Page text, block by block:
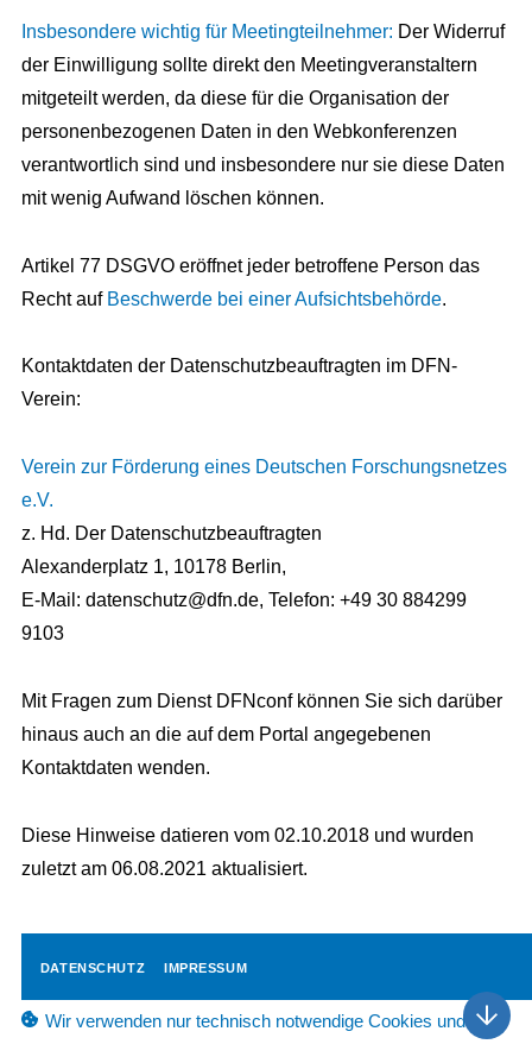
Insbesondere wichtig für Meetingteilnehmer: Der Widerruf
der Einwilligung sollte direkt den Meetingveranstaltern
mitgeteilt werden, da diese für die Organisation der
personenbezogenen Daten in den Webkonferenzen
verantwortlich sind und insbesondere nur sie diese Daten
mit wenig Aufwand löschen können.
Artikel 77 DSGVO eröffnet jeder betroffene Person das
Recht auf Beschwerde bei einer Aufsichtsbehörde.
Kontaktdaten der Datenschutzbeauftragten im DFN-
Verein:
Verein zur Förderung eines Deutschen Forschungsnetzes
e.V.
z. Hd. Der Datenschutzbeauftragten
Alexanderplatz 1, 10178 Berlin,
E-Mail: datenschutz@dfn.de, Telefon: +49 30 884299
9103
Mit Fragen zum Dienst DFNconf können Sie sich darüber
hinaus auch an die auf dem Portal angegebenen
Kontaktdaten wenden.
Diese Hinweise datieren vom 02.10.2018 und wurden
zuletzt am 06.08.2021 aktualisiert.
DATENSCHUTZ IMPRESSUM
Wir verwenden nur technisch notwendige Cookies und